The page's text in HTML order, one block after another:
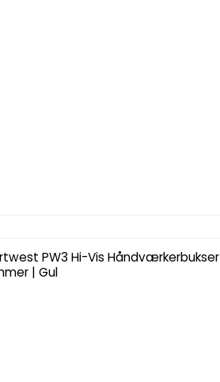
PW3 Hi-Vis Håndværkerbukser
| Gul